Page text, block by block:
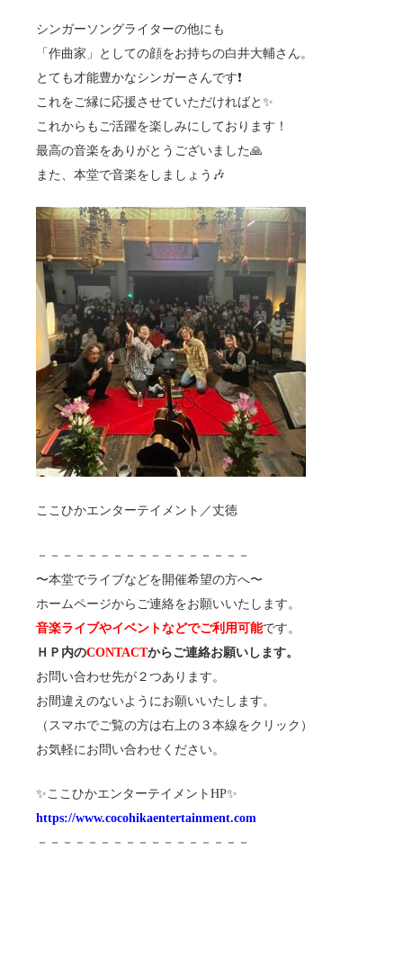
シンガーソングライターの他にも
「作曲家」としての顔をお持ちの白井大輔さん。
とても才能豊かなシンガーさんです❗️
これをご縁に応援させていただければと✨
これからもご活躍を楽しみにしております！
最高の音楽をありがとうございました🙏
また、本堂で音楽をしましょう🎶
ここひかエンターテイメント／丈徳
－－－－－－－－－－－－－－－－－
〜本堂でライブなどを開催希望の方へ〜
ホームページからご連絡をお願いいたします。
音楽ライブやイベントなどでご利用可能です。
ＨＰ内のCONTACTからご連絡お願いします。
お問い合わせ先が２つあります。
お間違えのないようにお願いいたします。
（スマホでご覧の方は右上の３本線をクリック）
お気軽にお問い合わせください。
✨ここひかエンターテイメントHP✨
https://www.cocohikaentertainment.com
－－－－－－－－－－－－－－－－－